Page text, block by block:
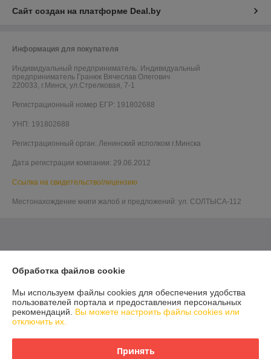
Сайт создан на платформе Deal.by
Информация для покупателя
Индивидуальный предприниматель: Индивидуальный
предприниматель Гранюк Вячеслав Олегович
220033, г.Минск, ул.Стрелковая, 7-1
Регистрационный номер ЕГР: 191802688
УНП: 191802688
Регистрационный орган: Ленинский исполком г.Минска
Дата регистрации компании: 29.06.2012
Ссылка на свидетельство/лицензию
Местонахождение книги жалоб и предложений: ул. СОЛТЫСА-112
Обработка файлов cookie
Мы используем файлы cookies для обеспечения удобства
пользователей портала и предоставления персональных
рекомендаций. Вы можете настроить файлы cookies или
отключить их.
Принять